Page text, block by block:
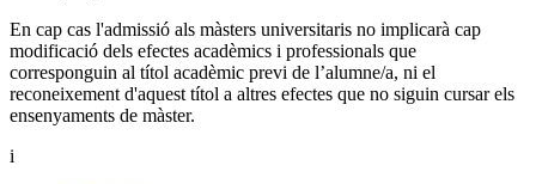
En cap cas l'admissió als màsters universitaris no implicarà cap
modificació dels efectes acadèmics i professionals que
corresponguin al títol acadèmic previ de l’alumne/a, ni el
reconeixement d'aquest títol a altres efectes que no siguin cursar els
ensenyaments de màster.
i